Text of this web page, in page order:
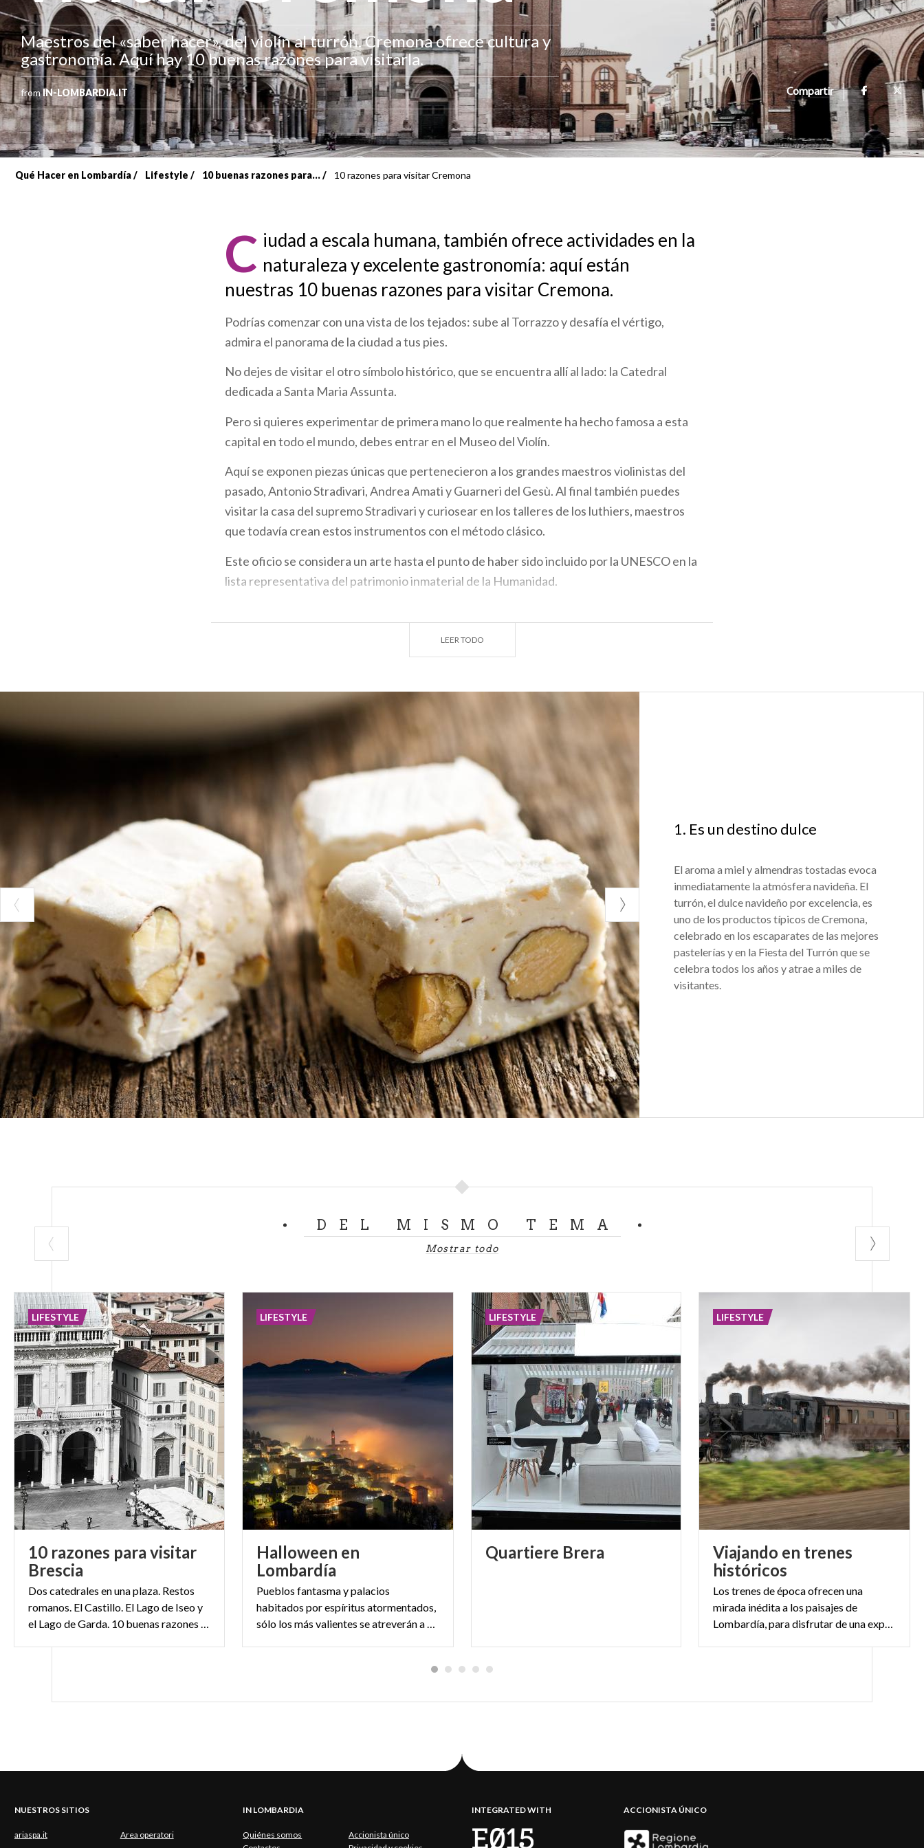
Maestros del «saber hacer», del violín al turrón. Cremona ofrece cultura y
gastronomía. Aquí hay 10 buenas razones para visitarla.
fromIN-LOMBARDIA.IT Compartir
Sobrescribir
Qué Hacer en Lombardía Lifestyle 10 buenas razones para... 10 razones para visitar Cremona
C iudad a escala humana, también ofrece actividades en la
naturaleza y excelente gastronomía: aquí están
nuestras 10 buenas razones para visitar Cremona.
Podrías comenzar con una vista de los tejados: sube al Torrazzo y desafía el vértigo,
admira el panorama de la ciudad a tus pies.
No dejes de visitar el otro símbolo histórico, que se encuentra allí al lado: la Catedral
dedicada a Santa Maria Assunta.
Pero si quieres experimentar de primera mano lo que realmente ha hecho famosa a esta
capital en todo el mundo, debes entrar en el Museo del Violín.
Aquí se exponen piezas únicas que pertenecieron a los grandes maestros violinistas del
pasado, Antonio Stradivari, Andrea Amati y Guarneri del Gesù. Al final también puedes
visitar la casa del supremo Stradivari y curiosear en los talleres de los luthiers, maestros
que todavía crean estos instrumentos con el método clásico.
Este oficio se considera un arte hasta el punto de haber sido incluido por la UNESCO en la
lista representativa del patrimonio inmaterial de la Humanidad.
Cuando también el paladar reclame un poco de atención, te recomendamos entrar en una
de las muchas pastelerías y probar el turrón, el dulce navideño por excelencia, al que se
dedica una fiesta que, en noviembre, atrae a miles de visitantes.
Pero no te limites al turrón, también puedes probar la mostarda para acompañar el Gran
Bollito Cremonese, o los quesos locales, como el Grana Padano o el Provolone Valpadana.
¿Has decidido cuándo visitar Lombardía y dedicar un
fin de semana a Cremona
las otras páginas dedicadas a las
10 buenas razones
para encontrar otras propuestas
interesantes.
LEER TODO
1. Es un destino dulce
El aroma a miel y almendras tostadas evoca
inmediatamente la atmósfera navideña. El
turrón, el dulce navideño por excelencia, es
uno de los productos típicos de Cremona,
celebrado en los escaparates de las mejores
pastelerías y en la Fiesta del Turrón que se
celebra todos los años y atrae a miles de
visitantes.
DEL MISMO TEMA
Mostrar todo
10 razones para visitar
Brescia
Dos catedrales en una plaza. Restos
romanos. El Castillo. El Lago de Iseo y
el Lago de Garda. 10 buenas razones para visitar Brescia
LIFESTYLE
Halloween en
Lombardía
Pueblos fantasma y palacios
habitados por espíritus atormentados,
sólo los más valientes se atreverán a adentrarse en estos lugares surrealistas.
LIFESTYLE
Quartiere Brera
LIFESTYLE
Viajando en trenes
históricos
Los trenes de época ofrecen una
mirada inédita a los paisajes de
Lombardía, para disfrutar de una experiencia inolvidable donde se unen la historia y la belleza.
LIFESTYLE
NUESTROS SITIOS
ariaspa.it Area operatori
IN LOMBARDIA
Quiénes somos
Accionista único
INTEGRATED WITH ACCIONISTA ÚNICO